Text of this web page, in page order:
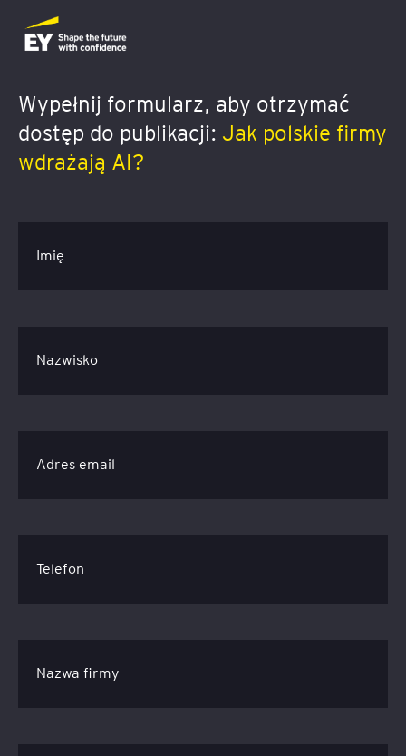
Wypełnij formularz, aby otrzymać
dostęp do publikacji: Jak polskie firmy
wdrażają AI?
Imię
Nazwisko
Adres email
Telefon
Nazwa firmy